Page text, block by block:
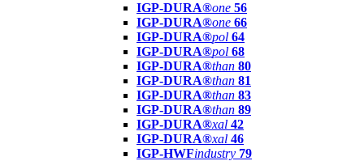
IGP-DURA®one 56
IGP-DURA®one 66
IGP-DURA®pol 64
IGP-DURA®pol 68
IGP-DURA®than 80
IGP-DURA®than 81
IGP-DURA®than 83
IGP-DURA®than 89
IGP-DURA®xal 42
IGP-DURA®xal 46
IGP-HWFindustry 79